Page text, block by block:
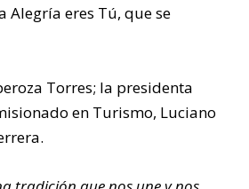
LA
Alegría eres Tú, que se
Torres; la presidenta
en Turismo, Luciano